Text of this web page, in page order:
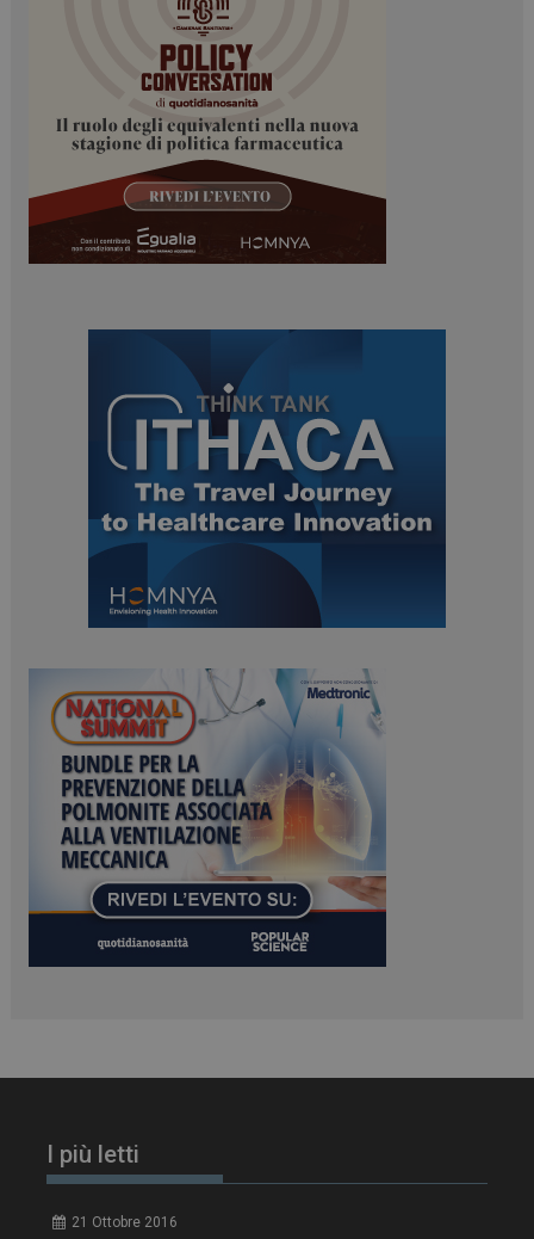
I più letti
21 Ottobre 2016
ARRAffinitySameSite
Microsoft Corporation
.www.dailyhealthindustry.it
PHPSESSID
PHP.net
www.dailyhealthindustry.it